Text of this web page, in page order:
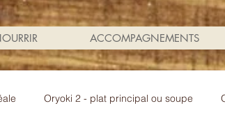
ACCOMPAGNEMENTS
Oryoki 2 - plat principal ou soupe